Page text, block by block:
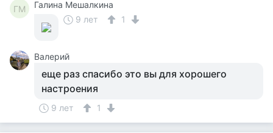
ГМ
Галина Мешалкина
9 лет
1
Валерий
еще раз спасибо это вы для хорошего
настроения
9 лет 1